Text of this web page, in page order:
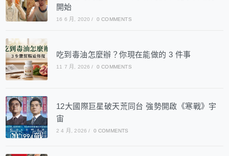
開始
16 6 月, 2020 / 0 COMMENTS
吃到毒油怎麼辦？你現在能做的 3 件事
11 7 月, 2026 / 0 COMMENTS
12大國際巨星破天荒同台 強勢開啟《寒戰》宇
宙
2 4 月, 2026 / 0 COMMENTS